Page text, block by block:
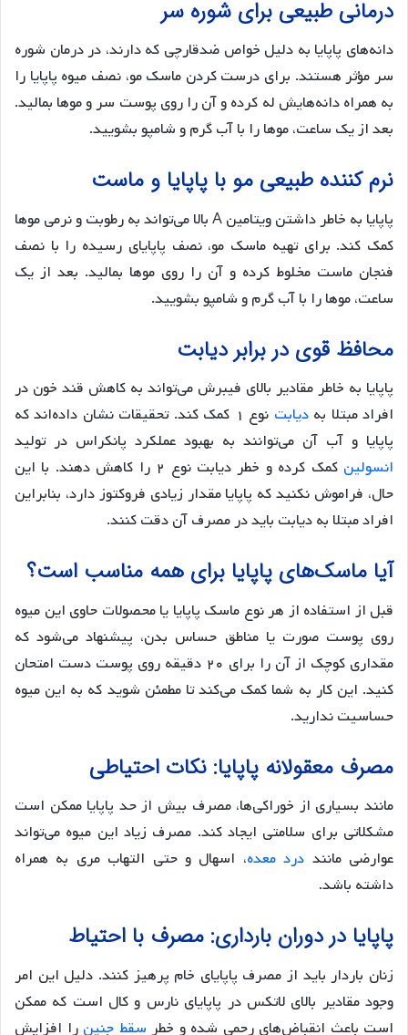
درمانی طبیعی برای شوره سر
دانه‌های پاپایا به دلیل خواص ضدقارچی که دارند، در درمان شوره
سر مؤثر هستند. برای درست کردن ماسک مو، نصف میوه پاپایا را
به همراه دانه‌هایش له کرده و آن را روی پوست سر و موها بمالید.
بعد از یک ساعت، موها را با آب گرم و شامپو بشویید.
نرم کننده طبیعی مو با پاپایا و ماست
پاپایا به خاطر داشتن ویتامین A بالا می‌تواند به رطوبت و نرمی موها
کمک کند. برای تهیه ماسک مو، نصف پاپایای رسیده را با نصف
فنجان ماست مخلوط کرده و آن را روی موها بمالید. بعد از یک
ساعت، موها را با آب گرم و شامپو بشویید.
محافظ قوی در برابر دیابت
پاپایا به خاطر مقادیر بالای فیبرش می‌تواند به کاهش قند خون در
افراد مبتلا بهدیابت
نوع ۱ کمک کند. تحقیقات نشان داده‌اند که
پاپایا و آب آن می‌توانند به بهبود عملکرد پانکراس در تولید
انسولین
کمک کرده و خطر دیابت نوع ۲ را کاهش دهند. با این
حال، فراموش نکنید که پاپایا مقدار زیادی فروکتوز دارد، بنابراین
افراد مبتلا به دیابت باید در مصرف آن دقت کنند.
آیا ماسک‌های پاپایا برای همه مناسب است؟
قبل از استفاده از هر نوع ماسک پاپایا یا محصولات حاوی این میوه
روی پوست صورت یا مناطق حساس بدن، پیشنهاد می‌شود که
مقداری کوچک از آن را برای ۲۰ دقیقه روی پوست دست امتحان
کنید. این کار به شما کمک می‌کند تا مطمئن شوید که به این میوه
حساسیت ندارید.
مصرف معقولانه پاپایا: نکات احتیاطی
مانند بسیاری از خوراکی‌ها، مصرف بیش از حد پاپایا ممکن است
مشکلاتی برای سلامتی ایجاد کند. مصرف زیاد این میوه می‌تواند
عوارضی مانند درد معده، اسهال و حتی التهاب مری به همراه
داشته باشد.
پاپایا در دوران بارداری: مصرف با احتیاط
زنان باردار باید از مصرف پاپایای خام پرهیز کنند. دلیل این امر
وجود مقادیر بالای لاتکس در پاپایای نارس و کال است که ممکن
است باعث انقباض‌های رحمی شده و خطر سقط جنین را افزایش